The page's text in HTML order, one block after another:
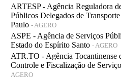
ARTESP - Agência Reguladora
Públicos Delegados de
Paulo - AGERO
ASPE - Agência de Serviços
Estado do Espírito Santo - AGERO
ATR.TO - Agência Tocantinense
Controle e Fiscalização de
AGERO